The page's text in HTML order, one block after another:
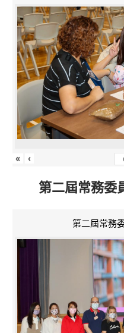
« ‹
第二屆常務
第二屆常務